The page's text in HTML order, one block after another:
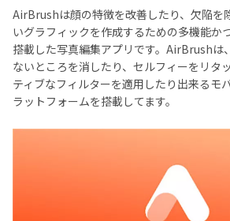
AirBrushは顔の特徴を改善したり、欠陥を
いグラフィックを作成するための多機能か
搭載した写真編集アプリです。AirBrushは
ないところを消したり、セルフィーをリタ
ティブなフィルターを適用したり出来るモ
ラットフォームを搭載してます。